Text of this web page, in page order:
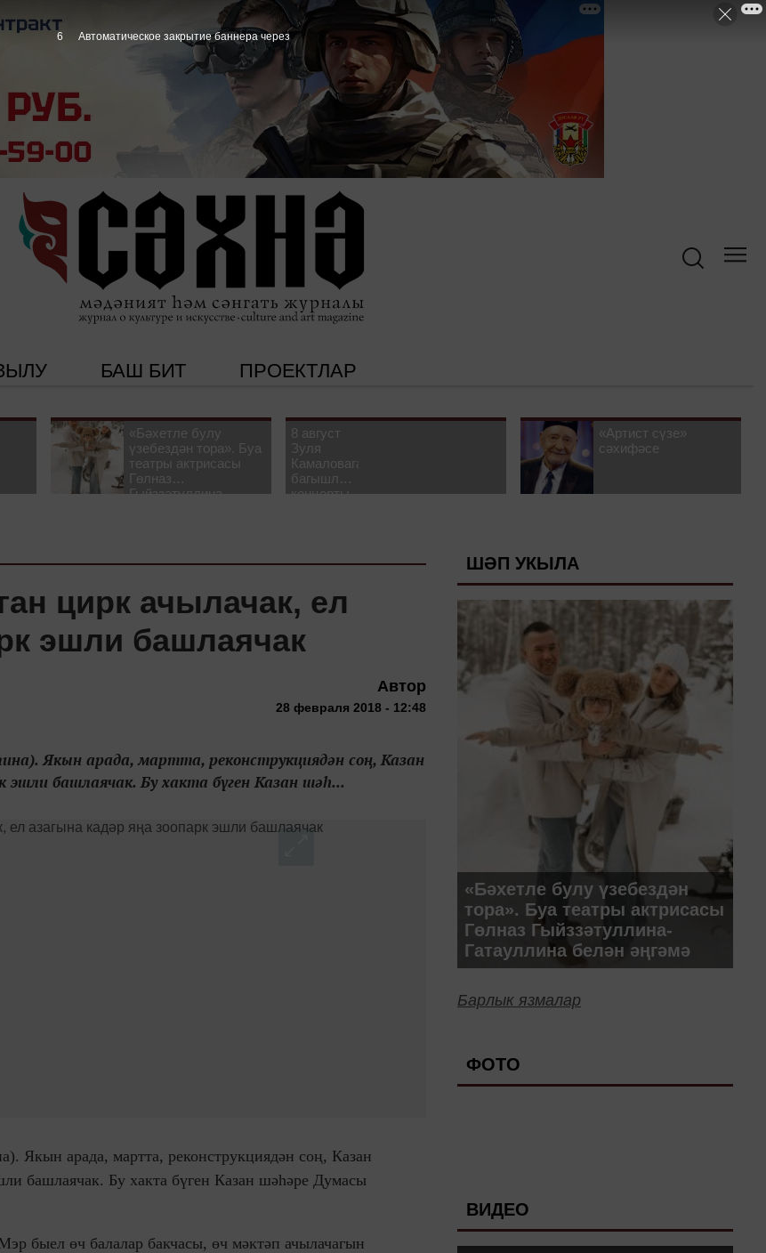
БАШ БИТ ПРОЕКТЛАР
«Бәхетле булу
үзебездән тора». Буа
театры актрисасы
Гөлназ
Гыйззәтуллина-
8 август
Зуля
Камаловага
багышлау
концерты
«Артист сүзе»
сәхифәсе
цирк ачылачак, ел
эшли башлаячак
Автор
28 февраля 2018 - 12:48
Якын арада, мартта, реконструкциядән соң, Казан
эшли башлаячак. Бу хакта бүген Казан шәһ...
Якын арада, мартта, реконструкциядән соң, Казан
башлаячак. Бу хакта бүген Казан шәһәре Думасы
быел өч балалар бакчасы, өч мәктәп ачылачагын
ШӘП УКЫЛА
«Бәхетле булу үзебездән
тора». Буа театры актрисасы
Гөлназ Гыйззәтуллина-
Гатауллина белән әңгәмә
Барлык язмалар
ФОТО
ВИДЕО
5 Автоматическое закрытие баннера через